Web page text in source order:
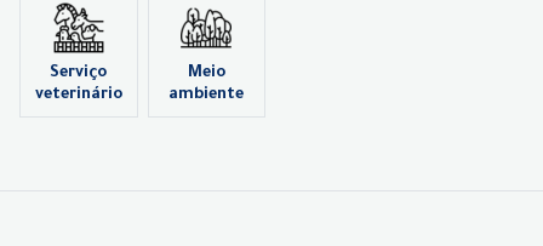
Serviço
veterinário
Meio
ambiente